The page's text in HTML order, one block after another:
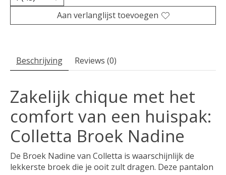
Aan verlanglijst toevoegen
Beschrijving Reviews (0)
Zakelijk chique met het
comfort van een huispak:
Colletta Broek Nadine
De Broek Nadine van Colletta is waarschijnlijk de
lekkerste broek die je ooit zult dragen. Deze pantalon